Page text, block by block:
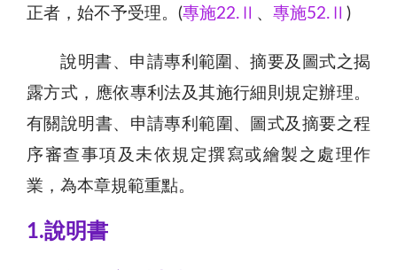
正者，始不予受理。(專施22.Ⅱ 、 專施52.Ⅱ )
說明書、申請專利範圍、摘要及圖式之揭
露方式，應依專利法及其施行細則規定辦理。
有關說明書、申請專利範圍、圖式及摘要之程
序審查事項及未依規定撰寫或繪製之處理作
業，為本章規範重點。
1.說明書